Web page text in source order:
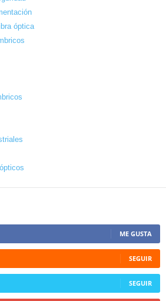
óptica
ME GUSTA
SEGUIR
SEGUIR